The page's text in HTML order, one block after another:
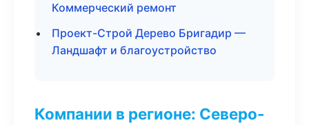
Коммерческий ремонт
Проект-Строй Дерево Бригадир —
Ландшафт и благоустройство
Компании в регионе: Северо-